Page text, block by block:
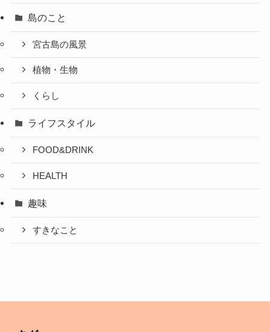
島のこと
宮古島の風景
植物・生物
くらし
ライフスタイル
FOOD&DRINK
HEALTH
趣味
すきなこと